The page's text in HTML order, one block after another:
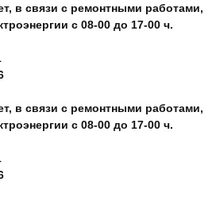
в связи с ремонтными работами,
с 08-00 до 17-00 ч.
в связи с ремонтными работами,
с 08-00 до 17-00 ч.